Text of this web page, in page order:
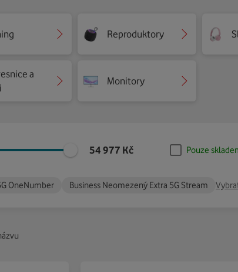
Reproduktory
a
Monitory
54 977 Kč Pouze
OneNumber Business Neomezený Extra 5G Stream